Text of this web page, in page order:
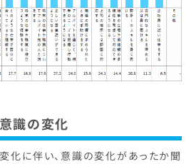
識の変化
化に伴い、意識の変化があったか聞